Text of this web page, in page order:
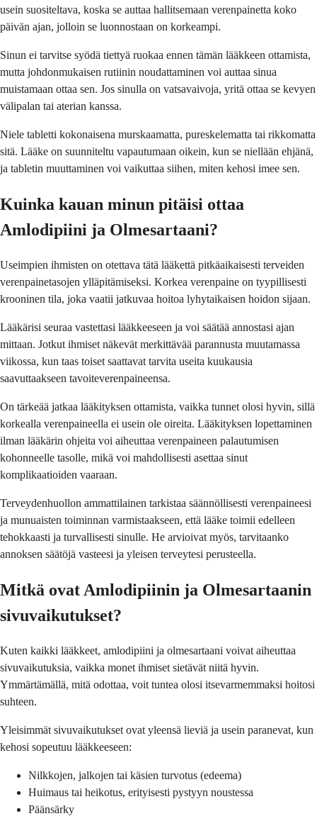
usein suositeltava, koska se auttaa hallitsemaan verenpainetta koko
päivän ajan, jolloin se luonnostaan ​​on korkeampi.
Sinun ei tarvitse syödä tiettyä ruokaa ennen tämän lääkkeen ottamista,
mutta johdonmukaisen rutiinin noudattaminen voi auttaa sinua
muistamaan ottaa sen. Jos sinulla on vatsavaivoja, yritä ottaa se kevyen
välipalan tai aterian kanssa.
Niele tabletti kokonaisena murskaamatta, pureskelematta tai rikkomatta
sitä. Lääke on suunniteltu vapautumaan oikein, kun se niellään ehjänä,
ja tabletin muuttaminen voi vaikuttaa siihen, miten kehosi imee sen.
Kuinka kauan minun pitäisi ottaa
Amlodipiini ja Olmesartaani?
Useimpien ihmisten on otettava tätä lääkettä pitkäaikaisesti terveiden
verenpainetasojen ylläpitämiseksi. Korkea verenpaine on tyypillisesti
krooninen tila, joka vaatii jatkuvaa hoitoa lyhytaikaisen hoidon sijaan.
Lääkärisi seuraa vastettasi lääkkeeseen ja voi säätää annostasi ajan
mittaan. Jotkut ihmiset näkevät merkittävää parannusta muutamassa
viikossa, kun taas toiset saattavat tarvita useita kuukausia
saavuttaakseen tavoiteverenpaineensa.
On tärkeää jatkaa lääkityksen ottamista, vaikka tunnet olosi hyvin, sillä
korkealla verenpaineella ei usein ole oireita. Lääkityksen lopettaminen
ilman lääkärin ohjeita voi aiheuttaa verenpaineen palautumisen
kohonneelle tasolle, mikä voi mahdollisesti asettaa sinut
komplikaatioiden vaaraan.
Terveydenhuollon ammattilainen tarkistaa säännöllisesti verenpaineesi
ja munuaisten toiminnan varmistaakseen, että lääke toimii edelleen
tehokkaasti ja turvallisesti sinulle. He arvioivat myös, tarvitaanko
annoksen säätöjä vasteesi ja yleisen terveytesi perusteella.
Mitkä ovat Amlodipiinin ja Olmesartaanin
sivuvaikutukset?
Kuten kaikki lääkkeet, amlodipiini ja olmesartaani voivat aiheuttaa
sivuvaikutuksia, vaikka monet ihmiset sietävät niitä hyvin.
Ymmärtämällä, mitä odottaa, voit tuntea olosi itsevarmemmaksi hoitosi
suhteen.
Yleisimmät sivuvaikutukset ovat yleensä lieviä ja usein paranevat, kun
kehosi sopeutuu lääkkeeseen:
Nilkkojen, jalkojen tai käsien turvotus (edeema)
Huimaus tai heikotus, erityisesti pystyyn noustessa
Päänsärky